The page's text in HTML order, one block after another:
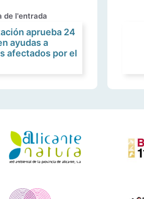
de l'entrada
aprueba 24
ayudas a
afectados por el